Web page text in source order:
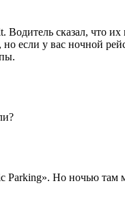
Водитель сказал, что
если у вас ночной
Parking». Но ночью